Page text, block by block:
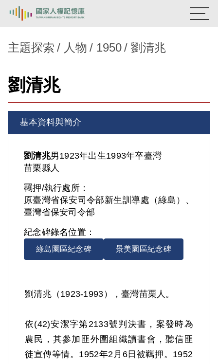
新生訓導處
主題探索
背景知識
關於我們
主題探索 人物 1950 劉清兆
劉清兆
基本資料與簡介
劉清兆男1923年出生1993年卒臺灣
苗栗縣人
羈押/執行處所：
原臺灣省保安司令部新生訓導處（綠島）、
臺灣省保安司令部
紀念碑錄名位置：
綠島園區紀念碑 景美園區紀念碑
劉清兆（1923-1993），臺灣苗栗人。
依(42)安潔字第2133號判決書，案發時為
農民，其參加匪外圍組織讀書會，聽信匪
徒宣傳等情。1952年2月6日被羈押。1952